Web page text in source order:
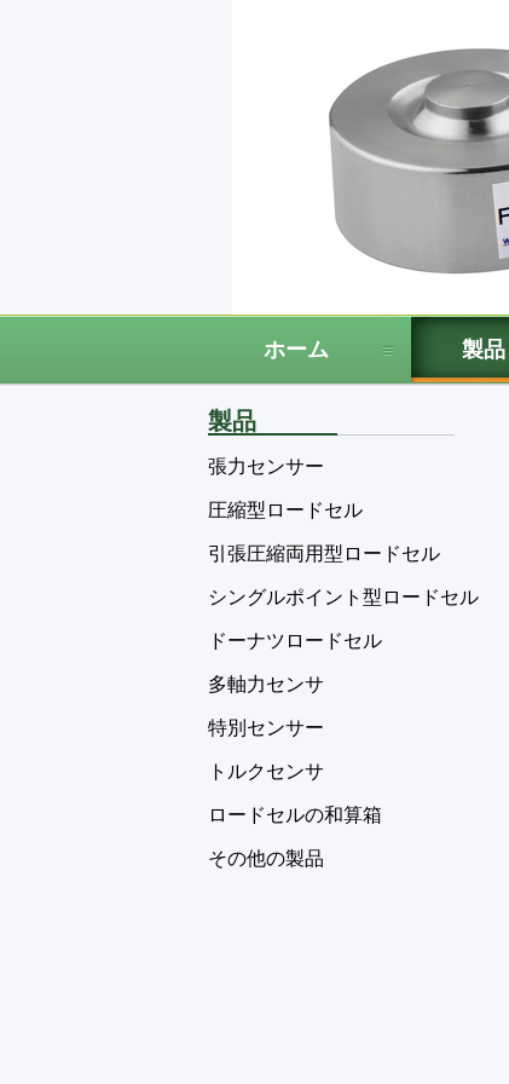
ホーム 製品
製品
張力センサー
圧縮型ロードセル
引張圧縮両用型ロードセル
シングルポイント型ロードセル
ドーナツロードセル
多軸力センサ
特別センサー
トルクセンサ
ロードセルの和算箱
その他の製品